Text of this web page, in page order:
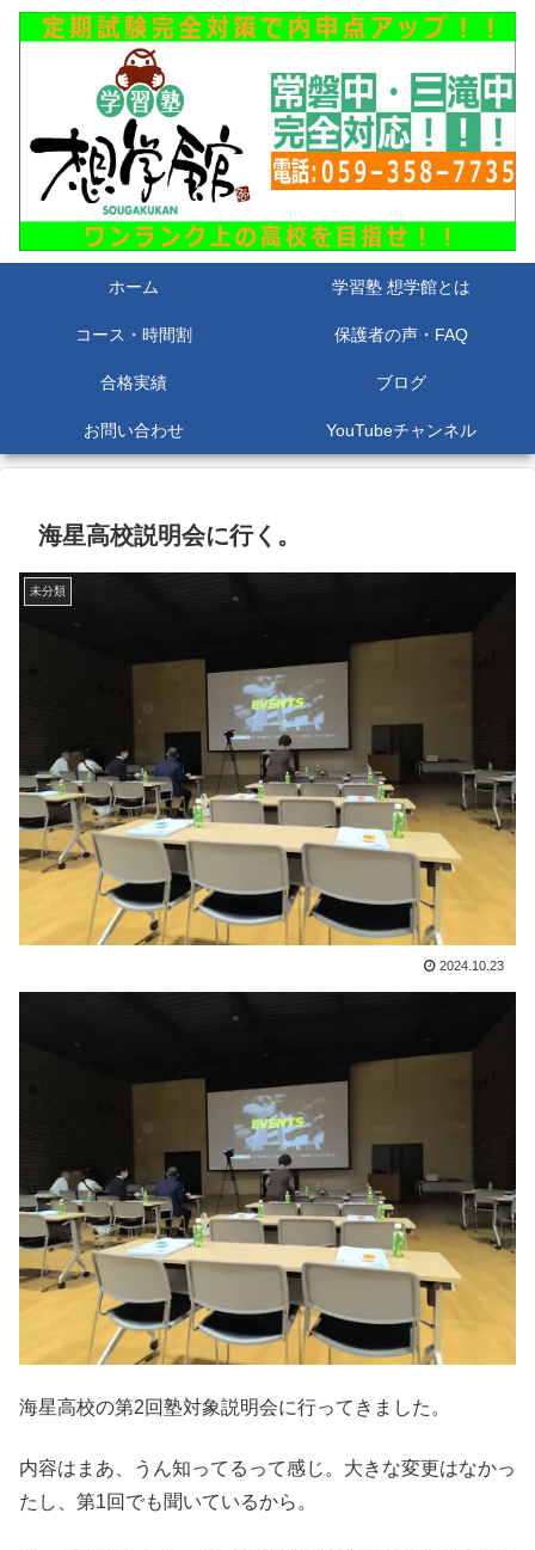
ホーム 学習塾 想学館とは
コース・時間割 保護者の声・FAQ
合格実績 ブログ
お問い合わせ YouTubeチャンネル
海星高校説明会に行く。
未分類
2024.10.23
海星高校の第2回塾対象説明会に行ってきました。
内容はまあ、うん知ってるって感じ。大きな変更はなかっ
たし、第1回でも聞いているから。